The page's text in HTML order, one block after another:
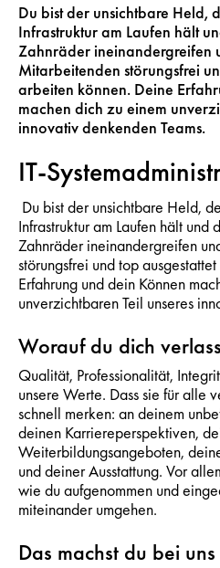
Du bist der unsichtbare Held,
Infrastruktur am Laufen hält
Zahnräder ineinandergreifen
Mitarbeitenden störungsfrei
arbeiten können. Deine
machen dich zu einem
innovativ denkenden Teams.
IT-
Du bist der unsichtbare Held,
Infrastruktur am Laufen hält und
Zahnräder ineinandergreifen
störungsfrei und top
Erfahrung und dein Können
unverzichtbaren Teil unseres
Worauf du dich
Qualität, Professionalität,
unsere Werte. Dass sie für alle
schnell merken: an deinem
deinen Karriereperspektiven,
Weiterbildungsangeboten,
und deiner Ausstattung. Vor
wie du aufgenommen und
miteinander umgehen.
Das machst du bei uns